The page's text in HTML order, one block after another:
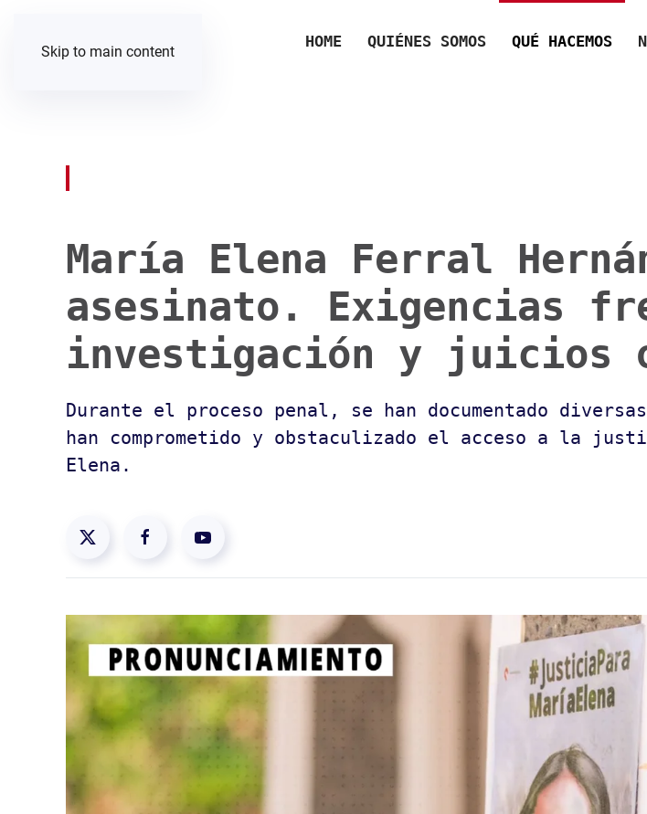
Skip to main content
HOME QUIÉNES SOMOS QUÉ HACEMOS
María Elena Ferral
asesinato. Exigencias
investigación y juicios
Durante el proceso penal, se han documentado
han comprometido y obstaculizado el acceso a la
Elena.